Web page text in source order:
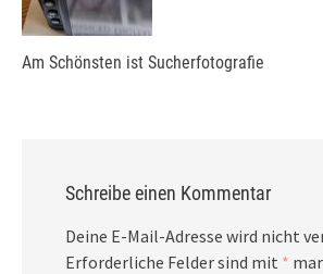
Am Schönsten ist Sucherfotografie
Schreibe einen Kommentar
Deine E-Mail-Adresse wird nicht
Erforderliche Felder sind mit *